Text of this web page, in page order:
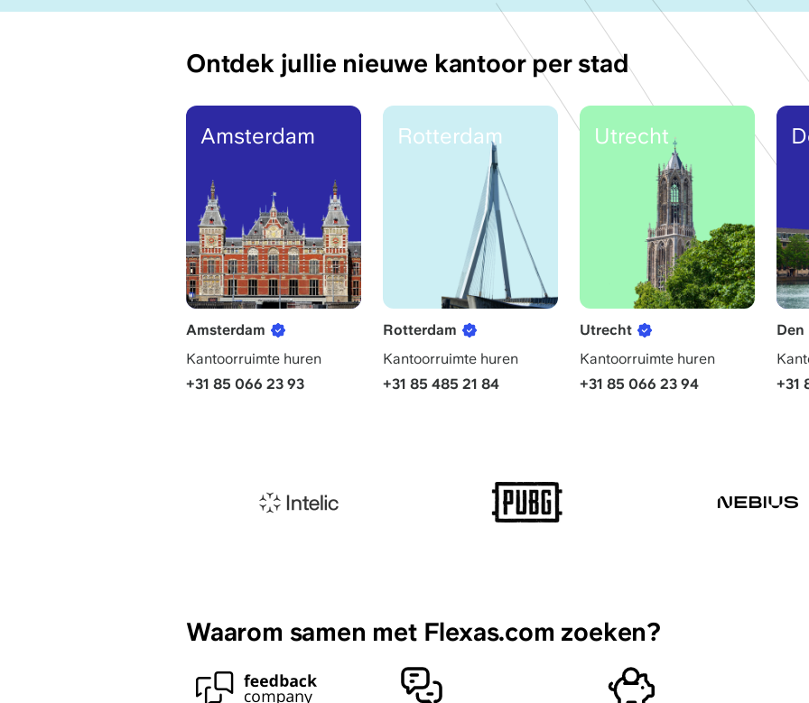
Ontdek jullie nieuwe kantoor per stad
Amsterdam
Amsterdam
Kantoorruimte huren
+31 85 066 23 93
Rotterdam
Rotterdam
Kantoorruimte huren
+31 85 485 21 84
Utrecht
Utrecht
Kantoorruimte huren
+31 85 066 23 94
Den
+31
Waarom samen met Flexas.com zoeken?